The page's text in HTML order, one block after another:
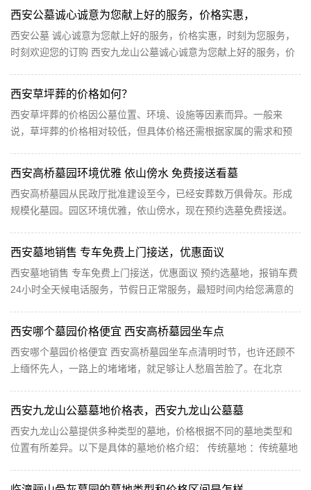
并不由政府定价，而是采用市场调节价。报告分析认为，近年来，
墓地...
西安公墓诚心诚意为您献上好的服务，价格实惠，
西安公墓 诚心诚意为您献上好的服务，价格实惠，时刻为您服务，
时刻欢迎您的订购 西安九龙山公墓诚心诚意为您献上好的服务，价
就马上行动，不要再考虑啦!自驾车不提前预约客服：86695661 免
费班...
西安草坪葬的价格如何？
西安草坪葬的价格因公墓位置、环境、设施等因素而异。一般来
说，草坪葬的价格相对较低，但具体价格还需根据家属的需求和预
西安高桥墓园环境优雅 依山傍水 免费接送看墓
西安高桥墓园从民政厅批准建设至今，已经安葬数万俱骨灰。形成
规模化墓园。园区环境优雅，依山傍水，现在预约选墓免费接送。
20公里，公交线路有919路927路907路406路。 1：西安高桥墓园隶
属西安...
西安墓地销售 专车免费上门接送，优惠面议
西安墓地销售 专车免费上门接送，优惠面议 预约选墓地，报销车费
24小时全天候电话服务，节假日正常服务，最短时间内给您满意的
合作关系,让我们携手共创美好的明天。 轻松解决您的所有购墓需
求...
西安哪个墓园价格便宜 西安高桥墓园坐车点
西安哪个墓园价格便宜 西安高桥墓园坐车点清明时节，也许还顾不
上缅怀先人，一路上的堵堵堵，就足够让人愁眉苦脸了。在北京
一些平常不怎么住人的郊区房，也会在这两天突然热闹起来。并不
宽敞的楼...
西安九龙山公墓墓地价格表，西安九龙山公墓墓
西安九龙山公墓提供多种类型的墓地，价格根据不同的墓地类型和
位置有所差异。以下是具体的墓地价格介绍： 传统墓地 ：传统墓地